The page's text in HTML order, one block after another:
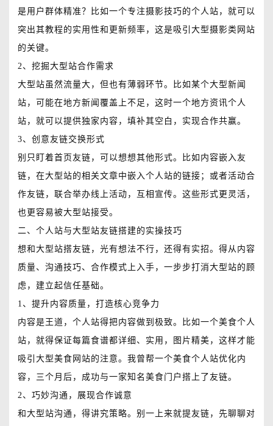
是用户群体精准？比如一个专注摄影技巧的个人站，就可以
突出其教程的实用性和更新频率，这是吸引大型摄影类网站
的关键。
2、挖掘大型站合作需求
大型站虽然流量大，但也有薄弱环节。比如某个大型新闻
站，可能在地方新闻覆盖上不足，这时一个地方资讯个人
站，就可以提供独家内容，填补其空白，实现合作共赢。
3、创意友链交换形式
别只盯着首页友链，可以想想其他形式。比如内容嵌入友
链，在大型站的相关文章中嵌入个人站的链接；或者活动合
作友链，联合举办线上活动，互相宣传。这些形式更灵活，
也更容易被大型站接受。
二、个人站与大型站友链搭建的实操技巧
想和大型站搭友链，光有想法不行，还得有实招。得从内容
质量、沟通技巧、合作模式上入手，一步步打消大型站的顾
虑，建立起信任基础。
1、提升内容质量，打造核心竞争力
内容是王道，个人站得把内容做到极致。比如一个美食个人
站，就得保证每篇食谱都详细、实用，图片精美，这样才能
吸引大型美食网站的注意。我曾帮一个美食个人站优化内
容，三个月后，成功与一家知名美食门户搭上了友链。
2、巧妙沟通，展现合作诚意
和大型站沟通，得讲究策略。别一上来就提友链，先聊聊对